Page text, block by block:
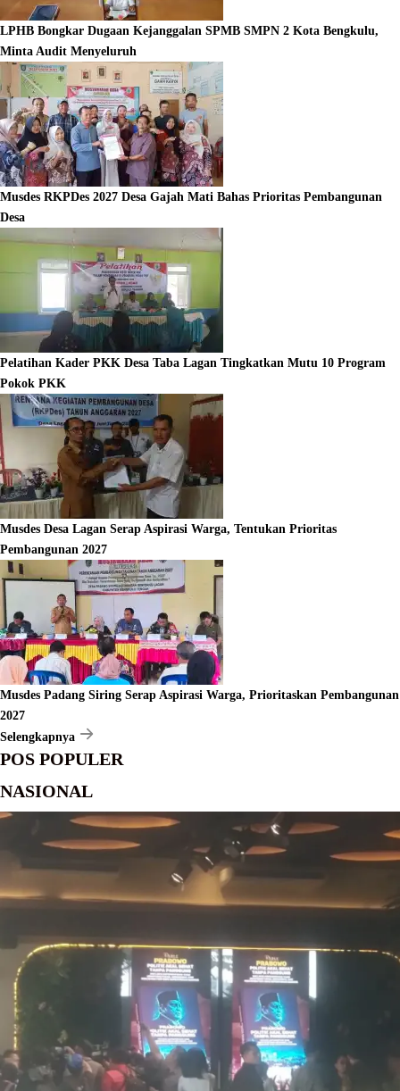
LPHB Bongkar Dugaan Kejanggalan SPMB SMPN 2 Kota Bengkulu,
Minta Audit Menyeluruh
Musdes RKPDes 2027 Desa Gajah Mati Bahas Prioritas Pembangunan
Desa
Pelatihan Kader PKK Desa Taba Lagan Tingkatkan Mutu 10 Program
Pokok PKK
Musdes Desa Lagan Serap Aspirasi Warga, Tentukan Prioritas
Pembangunan 2027
Musdes Padang Siring Serap Aspirasi Warga, Prioritaskan Pembangunan
2027
Selengkapnya
POS POPULER
NASIONAL